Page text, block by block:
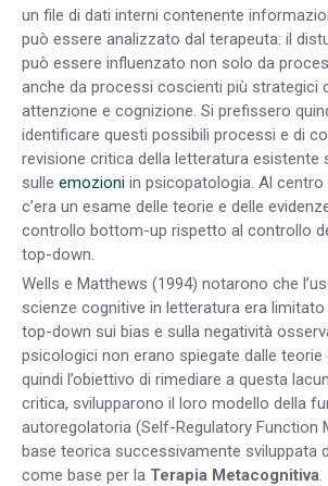
un file di dati interni contenente
può essere analizzato dal terapeuta: il
può essere influenzato non solo da
anche da processi coscienti più strategici
attenzione e cognizione. Si prefissero
identificare questi possibili processi e di
revisione critica della letteratura esistente
sulle emozioni in psicopatologia. Al
c’era un esame delle teorie e delle
controllo bottom-up rispetto al controllo
top-down.
Wells e Matthews (1994) notarono che
scienze cognitive in letteratura era
top-down sui bias e sulla negatività
psicologici non erano spiegate dalle
quindi l’obiettivo di rimediare a questa
critica, svilupparono il loro modello della
autoregolatoria (Self-Regulatory Function
base teorica successivamente sviluppata
come base per la Terapia Metacognitiva.